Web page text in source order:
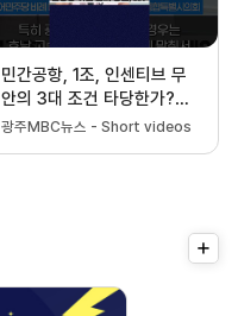
민간공항, 1조, 인센티브 무
안의 3대 조건 타당한가?
#shorts
광주MBC뉴스 - Short videos
더